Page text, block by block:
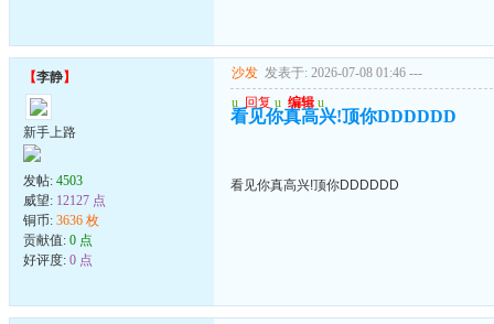
【李静】
新手上路
发帖: 4503
威望: 12127 点
铜币: 3636 枚
贡献值: 0 点
好评度: 0 点
沙发 发表于: 2026-07-08 01:46 ---
u 回复 u 编辑 u
看见你真高兴!顶你DDDDDD
看见你真高兴!顶你DDDDDD